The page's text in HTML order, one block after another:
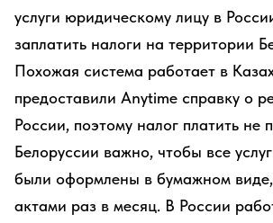
услуги юридическому лицу в
заплатить налоги на территории
Похожая система работает в
предоставили Anytime справку о
России, поэтому налог платить не
Белоруссии важно, чтобы все
были оформлены в бумажном
актами раз в месяц. В России